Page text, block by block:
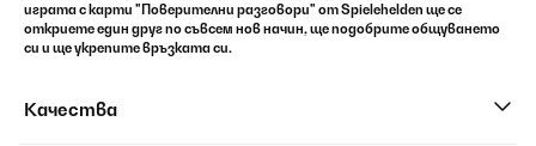
играта с карти "Поверителни разговори" отSpielehelden ще се
откриете един друг по съвсем нов начин, ще подобрите общуването
си и ще укрепите връзката си.
Качества